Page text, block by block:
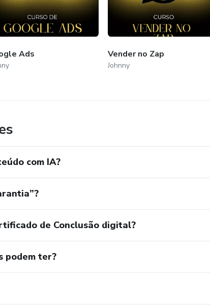
Ads Vender no Zap
Johnny
com IA?
de Conclusão digital?
podem ter?